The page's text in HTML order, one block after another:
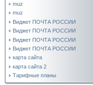
muz
muz
Виджет ПОЧТА РОССИИ
Виджет ПОЧТА РОССИИ
Виджет ПОЧТА РОССИИ
Виджет ПОЧТА РОССИИ
карта сайта
карта сайта 2
Тарифные планы